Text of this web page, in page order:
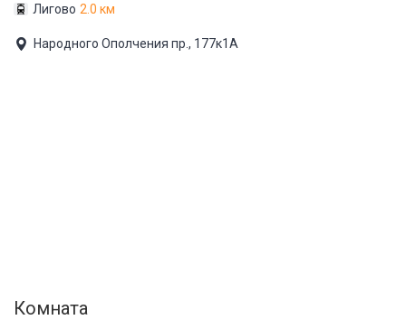
Лигово 2.0 км
Народного Ополчения пр., 177к1А
Комната